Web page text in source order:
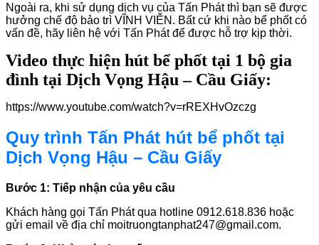
Ngoài ra, khi sử dụng dịch vụ của Tấn Phát thì bạn sẽ được
hưởng chế độ bảo trì VĨNH VIỄN. Bất cứ khi nào bể phốt có
vấn đề, hãy liên hệ với Tấn Phát để được hỗ trợ kịp thời.
Video thực hiện hút bể phốt tại 1 bộ gia
đình tại Dịch Vọng Hậu – Cầu Giấy:
https://www.youtube.com/watch?v=rREXHvOzczg
Quy trình Tấn Phát hút bể phốt tại
Dịch Vọng Hậu – Cầu Giấy
Bước 1: Tiếp nhận của yêu cầu
Khách hàng gọi Tấn Phát qua hotline 0912.618.836 hoặc
gửi email về địa chỉ moitruongtanphat247@gmail.com.